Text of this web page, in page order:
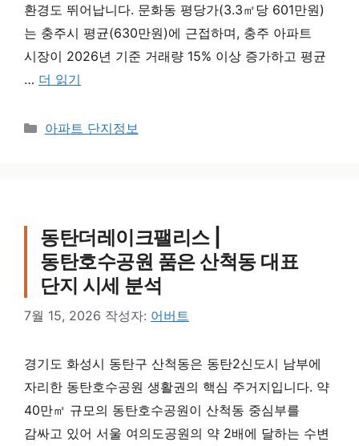
환경도 뛰어납니다. 문화동 평당가(3.3㎡당 601만원)
는 충주시 평균(630만원)에 근접하며, 충주 아파트
시장이 2026년 기준 거래량 15% 이상 증가하고 평균
… 더 읽기
카테고리
아파트 단지정보
동탄더레이크팰리스 |
동탄호수공원 품은 산척동 대표
단지 시세 분석
7월 15, 2026 작성자: 어버트
경기도 화성시 동탄구 산척동은 동탄2신도시 남부에
자리한 동탄호수공원 생활권의 핵심 주거지입니다. 약
40만㎡ 규모의 동탄호수공원이 산척동 중심부를
감싸고 있어 서울 여의도공원의 약 2배에 달하는 수변